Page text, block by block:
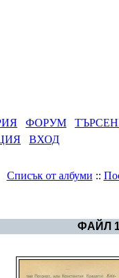
ФОРУМ
ВХОД
Списък от албуми ::
ФАЙЛ